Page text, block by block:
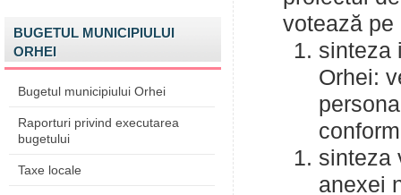
BUGETUL MUNICIPIULUI
ORHEI
Bugetul municipiului Orhei
Raporturi privind executarea
bugetului
Taxe locale
votează pe
sinteza
Orhei:
sinteza
anexei